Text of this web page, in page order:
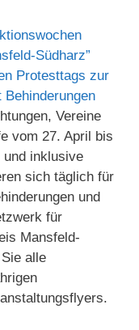
Südharz”
Protesttags zur
Vereine
vom 27. April bis
und inklusive
sich täglich für
und
für
Mansfeld-
alle